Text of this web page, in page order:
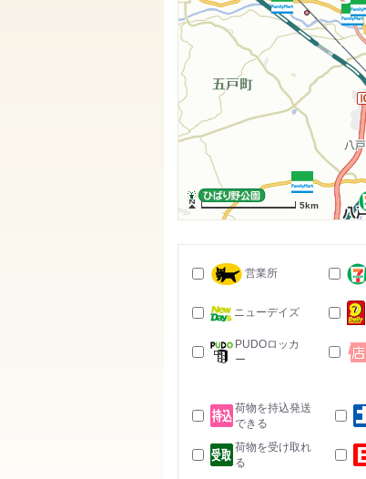
5km
営業所
ニューデイズ
PUDOロッカ
ー
荷物を持込発送
できる
荷物を受け取れ
る